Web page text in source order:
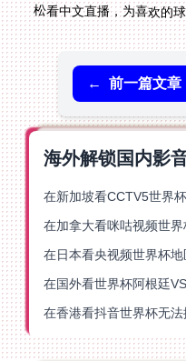
松看中文直播，为喜欢的
← 前一篇文章
海外解锁国内影